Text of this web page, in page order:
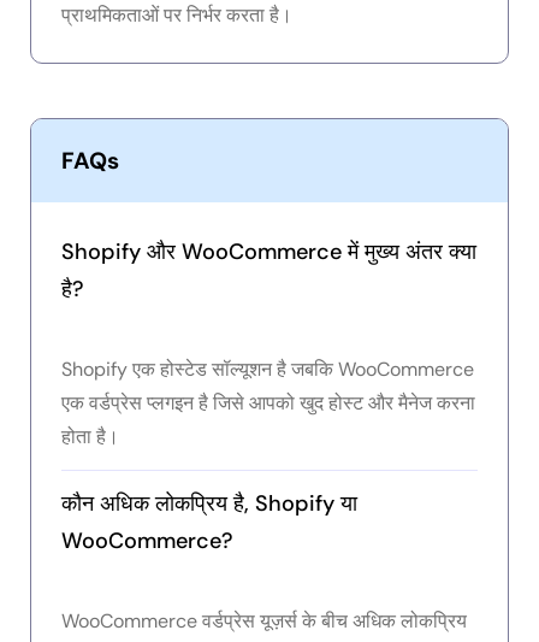
प्राथमिकताओं पर निर्भर करता है।
FAQs
Shopify और WooCommerce में मुख्य अंतर क्या
है?
Shopify एक होस्टेड सॉल्यूशन है जबकि WooCommerce
एक वर्डप्रेस प्लगइन है जिसे आपको खुद होस्ट और मैनेज करना
होता है।
कौन अधिक लोकप्रिय है, Shopify या
WooCommerce?
WooCommerce वर्डप्रेस यूज़र्स के बीच अधिक लोकप्रिय